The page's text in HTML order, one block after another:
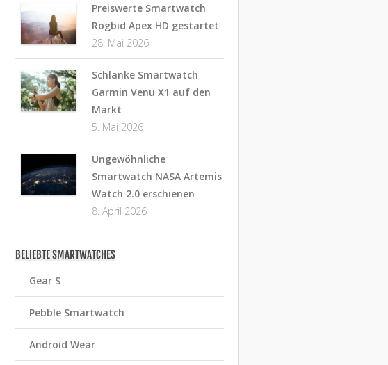
Preiswerte Smartwatch
Rogbid Apex HD gestartet
28. Mai 2026
Schlanke Smartwatch
Garmin Venu X1 auf den
Markt
5. Mai 2026
Ungewöhnliche
Smartwatch NASA Artemis
Watch 2.0 erschienen
8. April 2026
BELIEBTE SMARTWATCHES
Gear S
Pebble Smartwatch
Android Wear